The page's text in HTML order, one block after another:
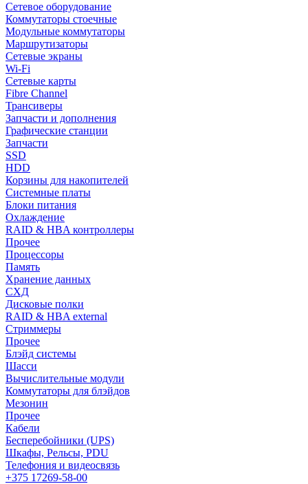
Сетевое оборудование
Коммутаторы стоечные
Модульные коммутаторы
Маршрутизаторы
Сетевые экраны
Wi-Fi
Сетевые карты
Fibre Channel
Трансиверы
Запчасти и дополнения
Графические станции
Запчасти
SSD
HDD
Корзины для накопителей
Системные платы
Блоки питания
Охлаждение
RAID & HBA контроллеры
Прочее
Процессоры
Память
Хранение данных
СХД
Дисковые полки
RAID & HBA external
Стриммеры
Прочее
Блэйд системы
Шасси
Вычислительные модули
Коммутаторы для блэйдов
Мезонин
Прочее
Кабели
Бесперебойники (UPS)
Шкафы, Рельсы, PDU
Телефония и видеосвязь
+375 17269-58-00